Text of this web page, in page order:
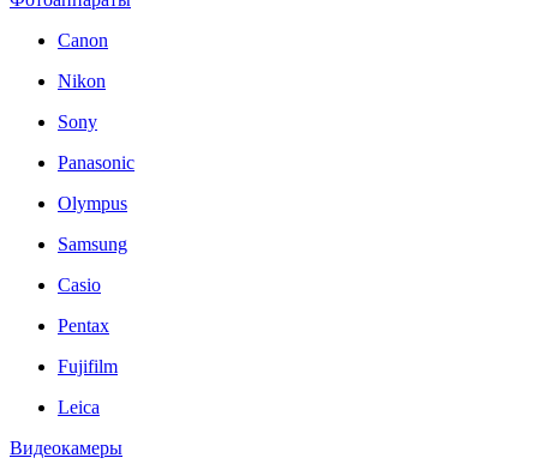
Canon
Nikon
Sony
Panasonic
Olympus
Samsung
Casio
Pentax
Fujifilm
Leica
Видеокамеры